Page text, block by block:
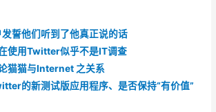
誓他们听到了他真正说的话
使用Twitter似乎不是IT调查
猫猫与Internet 之关系
的新测试版应用程序、是否保持“有价值”